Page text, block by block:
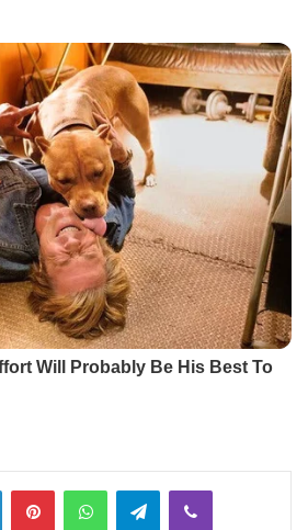
LinkedInPinterestWhatsAppTelegramViber